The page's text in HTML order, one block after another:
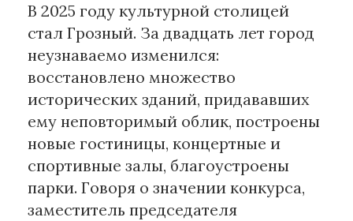
В 2025 году культурной столицей
стал Грозный. За двадцать лет город
неузнаваемо изменился:
восстановлено множество
исторических зданий, придававших
ему неповторимый облик, построены
новые гостиницы, концертные и
спортивные залы, благоустроены
парки. Говоря о значении конкурса,
заместитель председателя